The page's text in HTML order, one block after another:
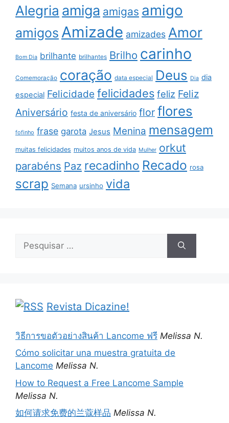
Alegria amiga amigas amigo
amigos Amizade amizades Amor
Bom Dia brilhante brilhantes Brilho carinho
Comemoração coração data especial Deus Dia dia
especial Felicidade felicidades feliz Feliz
Aniversário festa de aniversário flor flores
fofinho frase garota Jesus Menina mensagem
muitas felicidades muitos anos de vida Mulher orkut
parabéns Paz recadinho Recado rosa
scrap Semana ursinho vida
por:
Revista Dicazine!
วิธีการขอตัวอย่างสินค้า Lancome ฟรี Melissa N.
Cómo solicitar una muestra gratuita de
Lancome Melissa N.
How to Request a Free Lancome Sample
Melissa N.
如何请求免费的兰蔻样品 Melissa N.